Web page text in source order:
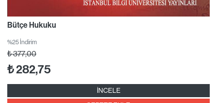
Bütçe Hukuku
%25 İndirim
₺377,00
₺282,75
İNCELE